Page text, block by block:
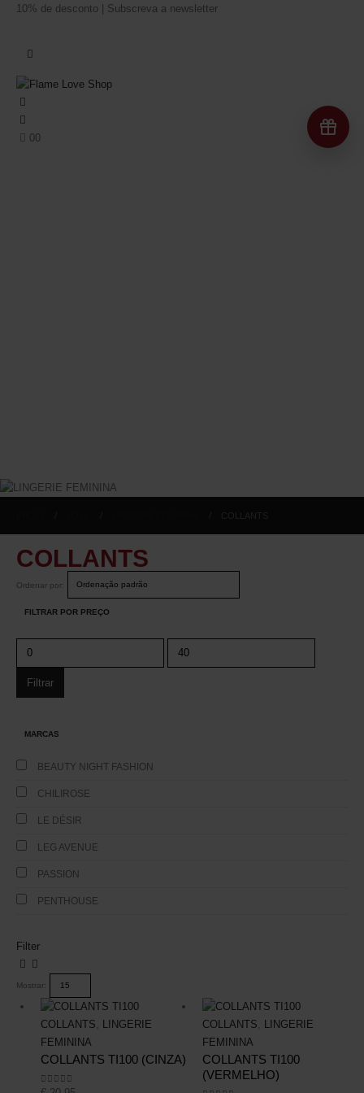
10% de desconto | Subscreva a newsletter
00
COLLANTS
COLLANTS
Ordenar por:
FILTRAR POR PREÇO
Filtrar
MARCAS
BEAUTY NIGHT FASHION
CHILIROSE
LE DÉSIR
LEG AVENUE
PASSION
PENTHOUSE
Filter
Mostrar:
COLLANTS, LINGERIE
FEMININA
COLLANTS TI100 (CINZA)
COLLANTS, LINGERIE
FEMININA
COLLANTS TI100
(VERMELHO)